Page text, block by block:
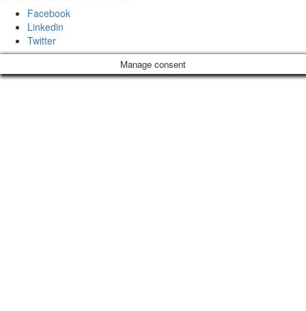
Facebook
Linkedin
Twitter
Manage consent